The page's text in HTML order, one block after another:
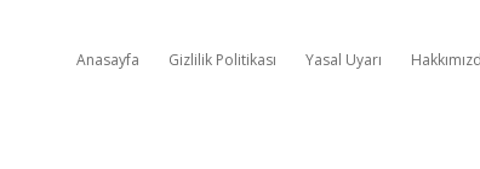
Anasayfa Gizlilik Politikası Yasal Uyarı